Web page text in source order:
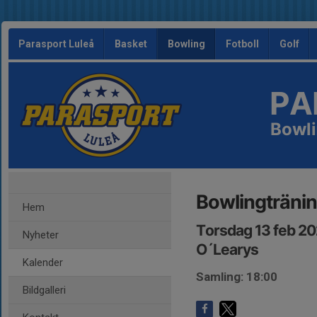
Parasport Luleå Basket Bowling Fotboll Golf
Hem
Nyheter
Kalender
Bildgalleri
Torsdag 13 feb
O´Learys
Samling: 18:00